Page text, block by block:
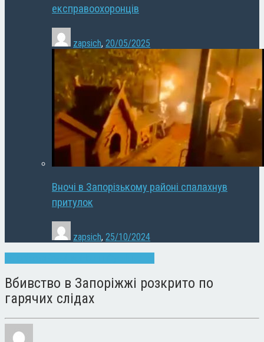
експравоохоронців
zapsich, 20/05/2025
Вночі в Запорізькому районі спалахнув
притулок
zapsich, 25/10/2024
Вбивство в Запоріжжі розкрито по
гарячих слідах